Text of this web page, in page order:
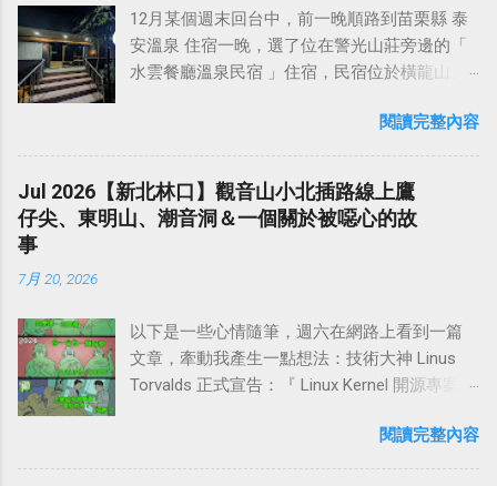
2158米） ，是福建省第一高峰。 武夷山景區
內，雖無特別的高峰，但奇景甚多，特別是武
彝溪兩岸，除了有自然天成的石峰澗水外，還
船沿溪而游，記敘了武夷山中36峰中之大部分
及飛瀑林木都一一歷。 武夷山具有桂林之秀，
黃山之奇，華山之險，泰山之雄，居五嶽之
「劉銘傳在某年巡視中部時，夜宿阿罩霧，嫌
名稱不雅而改為霧峰。」不過，早在同治年
間，臺灣道丁曰健之奏摺與信函已一再稱「霧
山」。 阿罩霧位於山邊，可能因此而改名為「
期的大正九年（民國九年、西元 1920 年）廢貓
羅堡時，改稱阿罩霧庄為霧峰莊。 【如何前
樟公巷口登山口。沿著樟公巷右轉進去，順著
小路往上開可抵達 樟公廟 （快要上到廟前的道
路很陡且窄） ，這裡有停車場跟廁所，如果是
走，這裡距離可以看夕陽夜景的「 尖後土地公
（湖南）、 中嶽嵩山 並稱為 中國五嶽 。自古
以來，以東為尊，而泰山在東，因此被歷代封
建帝王選為仰天功之巍巍而封禪祭祀的地方。
家喻戶曉的名詞，五個方位，五處山巒，承載
的不僅僅是一方美景，更是五處古人的哲思，
將天地山河用這五個地方所代表，四方山河有
了憑依，神州有了倚靠，而儘管它在風景上或
來，未曾斷絕。 泰山，以五嶽獨尊名揚天下，
中國歷代曾有72位皇帝到泰山封禪 。杜甫一首
《望岳》中的「 會當凌絕頂，一覽眾山小 」表
達出自信自勵的意志和堅定豪邁的氣概，亦充
12月某個週末回台中，前一晚順路到苗栗縣 泰
安溫泉 住宿一晚，選了位在警光山莊旁邊的「
水雲餐廳溫泉民宿 」住宿，民宿位於橫龍山、
「 泰安警光山莊 」，而警光山莊是泰安溫泉的
源頭，所以這裡的溫泉可以說是相當純正的。
水雲餐廳溫泉民宿 的客房乾凈整齊，每個房間
都面對汶水溪，早上可以一邊泡湯一邊欣賞美
麗的溪谷風光和山景。 民宿採客房內泡溫泉，
溫度剛剛好，不用再另外放冷水。 來住宿的
話，會附美味的西式早餐（晚餐好像也可以另
外預訂），退房時間是早上11點，早上吃完早
好，環境清幽，雖然附近沒有商店，但其實15
分鐘車程就有萊爾富超商，也不會非常不方
閱讀完整內容
Jul 2026【新北林口】觀音山小北插路線上鷹
仔尖、東明山、潮音洞＆一個關於被噁心的故
事
7月 20, 2026
以下是一些心情隨筆，週六在網路上看到一篇
文章，牽動我產生一點想法：技術大神 Linus
Torvalds 正式宣告：『 Linux Kernel 開源專案會
就閃開』。 Linus 是誰？Linux 又是什麼東西，
不知道的話可以自己去問 AI。我想起快20年前
閱讀完整內容